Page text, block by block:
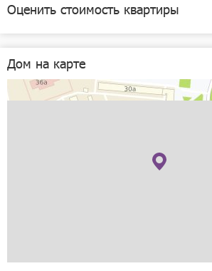
Оценить стоимость квартиры
Дом на карте